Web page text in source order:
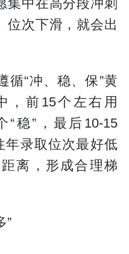
集中在高分段冲刺
位次下滑，就会出
循“冲、稳、保”黄
，前15个左右用
“稳”，最后10-15
年录取位次最好低
离，形成合理梯
”